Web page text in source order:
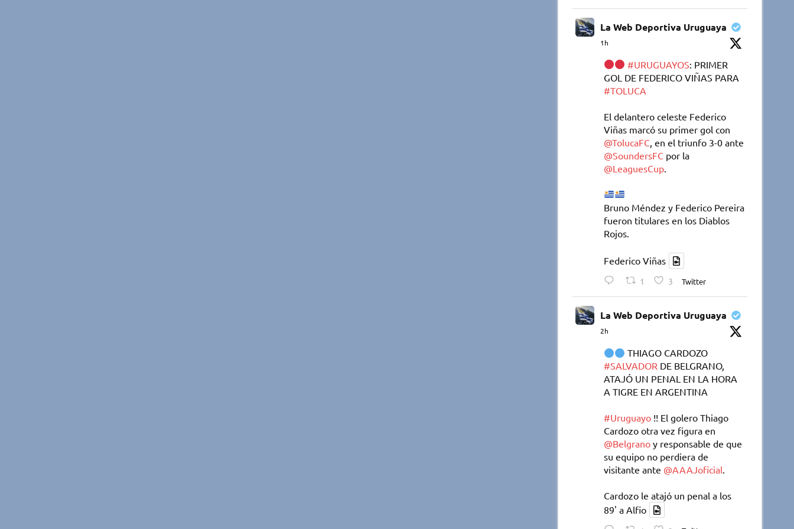
La Web Deportiva Uruguaya
1h
#URUGUAYOS: PRIMER
GOL DE FEDERICO VIÑAS PARA
#TOLUCA
El delantero celeste Federico
Viñas marcó su primer gol con
@TolucaFC , en el triunfo 3-0 ante
@SoundersFC por la
@LeaguesCup
Bruno Méndez y Federico Pereira
fueron titulares en los Diablos
Rojos.
Federico Viñas
1 3 Twitter
La Web Deportiva Uruguaya
2h
THIAGO CARDOZO
#SALVADOR DE BELGRANO,
ATAJÓ UN PENAL EN LA HORA
A TIGRE EN ARGENTINA
#Uruguayo !! El golero Thiago
Cardozo otra vez figura en
@Belgrano y responsable de que
su equipo no perdiera de
visitante ante @AAAJoficial.
Cardozo le atajó un penal a los
89' a Alfio